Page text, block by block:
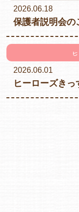
2026.06.18
保護者説明会の
2026.06.01
ヒーローズき